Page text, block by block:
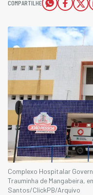
COMPARTILHE
Complexo Hospitalar
Trauminha de Mangabeira,
Santos/ClickPB/Arquivo